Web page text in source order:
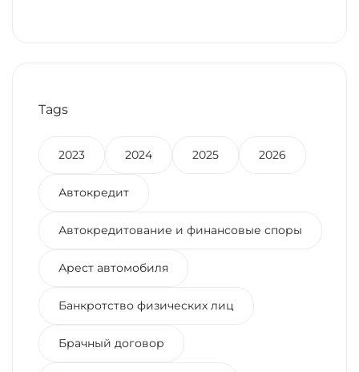
Tags
2023 2024 2025 2026
Автокредит
Автокредитование и финансовые споры
Арест автомобиля
Банкротство физических лиц
Брачный договор